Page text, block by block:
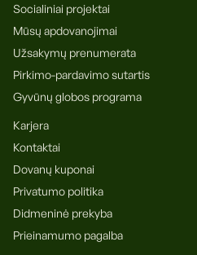
Socialiniai projektai
Mūsų apdovanojimai
Užsakymų prenumerata
Pirkimo-pardavimo sutartis
Gyvūnų globos programa
Karjera
Kontaktai
Dovanų kuponai
Privatumo politika
Didmeninė prekyba
Prieinamumo pagalba